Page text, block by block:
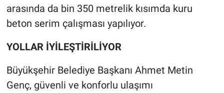
arasında da bin 350 metrelik kısımda kuru
beton serim çalışması yapılıyor.
YOLLAR İYİLEŞTİRİLİYOR
Büyükşehir Belediye Başkanı Ahmet Metin
Genç, güvenli ve konforlu ulaşımı